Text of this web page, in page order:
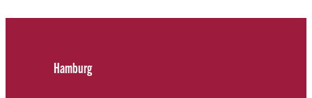
Hamburg